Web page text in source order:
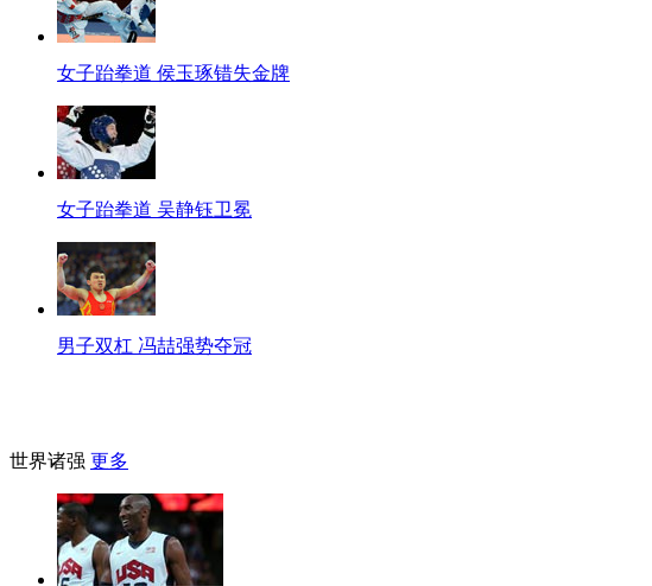
女子跆拳道 侯玉琢错失金牌
女子跆拳道 吴静钰卫冕
男子双杠 冯喆强势夺冠
世界诸强 更多